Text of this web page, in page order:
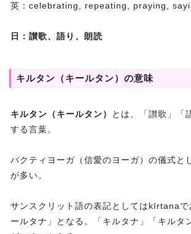
英：celebrating, repeating, praying,
日：讃歌、語り、朗読
キルタン（キールタン）の意味
キルタン（キールタン）
とは、「讃歌」「
する言葉。
バクティヨーガ（信愛のヨーガ）の儀式と
が多い。
サンスクリット語の表記としてはkīrtanaで
ールタナ」となる。「キルタナ」「キルタ